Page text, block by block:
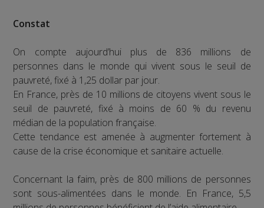
Constat
On compte aujourd’hui plus de 836 millions de
personnes dans le monde qui vivent sous le seuil de
pauvreté, fixé à 1,25 dollar par jour.
En France, près de 10 millions de citoyens vivent sous le
seuil de pauvreté, fixé à moins de 60 % du revenu
médian de la population française.
Cette tendance est amenée à augmenter fortement à
cause de la crise économique et sanitaire actuelle.
Concernant la faim, près de 800 millions de personnes
sont sous-alimentées dans le monde. En France, 5,5